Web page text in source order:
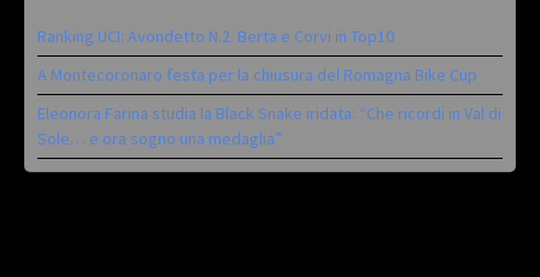
Ranking UCI: Avondetto N.2. Berta e Corvi in Top10
A Montecoronaro festa per la chiusura del Romagna Bike Cup
Eleonora Farina studia la Black Snake iridata: “Che ricordi in Val di
Sole… e ora sogno una medaglia”